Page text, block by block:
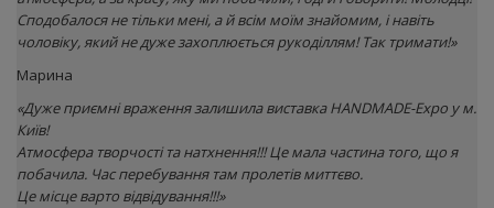
Сподобалося не тільки мені, а й всім моїм знайомим, і навіть
чоловіку, який не дуже захоплюється рукоділлям! Так тримати!»
Марина
«Дуже приємні враження залишила виставка HANDMADE-Expo у м.
Київ!
Атмосфера творчості та натхнення!!! Це мала частина того, що я
побачила. Час перебування там пролетів миттєво.
Це місце варто відвідування!!!»